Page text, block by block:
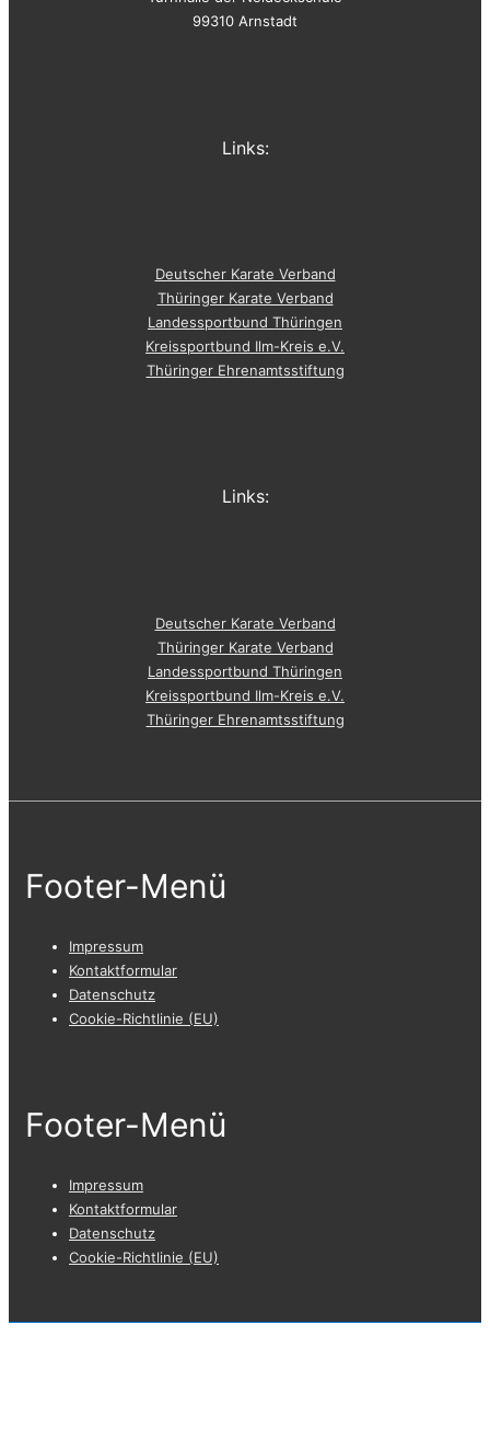
99310 Arnstadt
Links:
Deutscher Karate Verband
Thüringer Karate Verband
Landessportbund Thüringen
Kreissportbund Ilm-Kreis e.V.
Thüringer Ehrenamtsstiftung
Links:
Deutscher Karate Verband
Thüringer Karate Verband
Landessportbund Thüringen
Kreissportbund Ilm-Kreis e.V.
Thüringer Ehrenamtsstiftung
Footer-Menü
Impressum
Kontaktformular
Datenschutz
Cookie-Richtlinie (EU)
Footer-Menü
Impressum
Kontaktformular
Datenschutz
Cookie-Richtlinie (EU)